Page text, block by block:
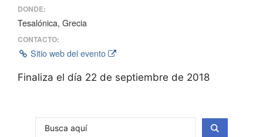
DONDE:
Tesalónica, Grecia
CONTACTO:
Sitio web del evento
Finaliza el día 22 de septiembre de 2018